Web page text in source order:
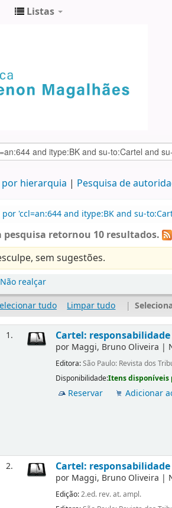
Listas
por hierarquia Pesquisa de
'ccl=an:644 and itype:BK and su-
pesquisa retornou 10 resultados.
sem sugestões.
Não realçar
tudo
Limpar tudo |
1. Cartel:
por Maggi, Bruno Oliveira |
Editora:São Paulo: Revista dos
Disponibilidade:Itens disponíveis
Reservar Adicionar
2. Cartel:
por Maggi, Bruno Oliveira |
Edição:2.ed. rev. at. ampl.